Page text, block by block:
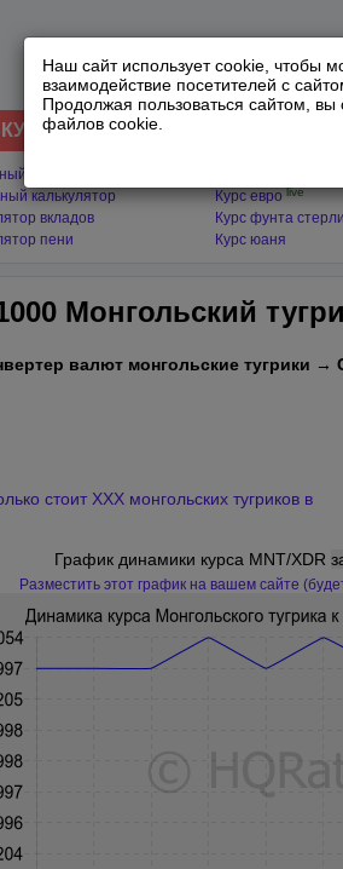
Наш сайт использует cookie, чтобы
взаимодействие посетителей с
Продолжая пользоваться сайтом, вы
файлов cookie.
калькулятор
калькулятор
вкладов
пени
Курс евро live
Курс фунта
Курс юаня
Монгольский
валют монгольские тугрики →
стоит XXX монгольских тугриков в
График динамики курса MNT/XDR
Разместить этот график на вашем сайте